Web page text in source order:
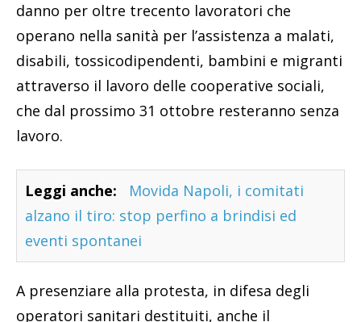
danno per oltre trecento lavoratori che
operano nella sanità per l’assistenza a malati,
disabili, tossicodipendenti, bambini e migranti
attraverso il lavoro delle cooperative sociali,
che dal prossimo 31 ottobre resteranno senza
lavoro.
Leggi anche:
Movida Napoli, i comitati
alzano il tiro: stop perfino a brindisi ed
eventi spontanei
A presenziare alla protesta, in difesa degli
operatori sanitari destituiti, anche il